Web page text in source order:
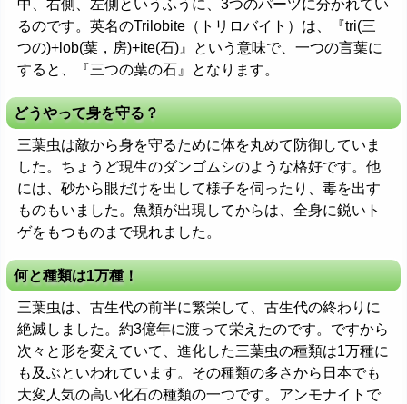
中、右側、左側というふうに、3つのパーツに分かれてい
るのです。英名のTrilobite（トリロバイト）は、『tri(三
つの)+lob(葉，房)+ite(石)』という意味で、一つの言葉に
すると、『三つの葉の石』となります。
どうやって身を守る？
三葉虫は敵から身を守るために体を丸めて防御していま
した。ちょうど現生のダンゴムシのような格好です。他
には、砂から眼だけを出して様子を伺ったり、毒を出す
ものもいました。魚類が出現してからは、全身に鋭いト
ゲをもつものまで現れました。
何と種類は1万種！
三葉虫は、古生代の前半に繁栄して、古生代の終わりに
絶滅しました。約3億年に渡って栄えたのです。ですから
次々と形を変えていて、進化した三葉虫の種類は1万種に
も及ぶといわれています。その種類の多さから日本でも
大変人気の高い化石の種類の一つです。アンモナイトで